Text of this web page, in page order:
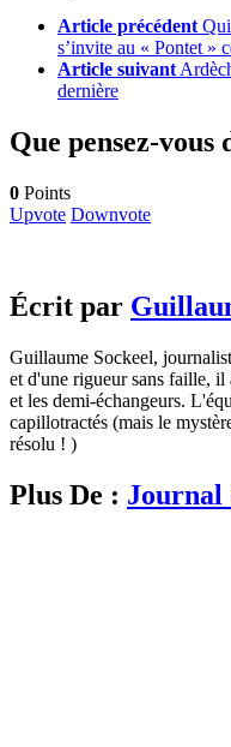
Article précédent
s’invite au « Pontet »
Article suivant
dernière
Que pensez-vous
0 Points
Upvote Downvote
Écrit par
Guillaume Sockeel,
et d'une rigueur sans faille,
et les demi-échangeurs.
capillotractés (mais le
résolu ! )
Plus De : Journal